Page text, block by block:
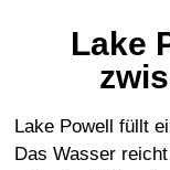
Lake
Lake Powell füllt
Das Wasser